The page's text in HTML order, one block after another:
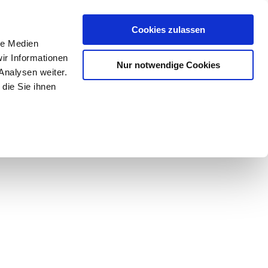
Medien
Informationen
weiter.
Sie ihnen
Cookies zulassen
Nur notwendige Cookies
0,00 €